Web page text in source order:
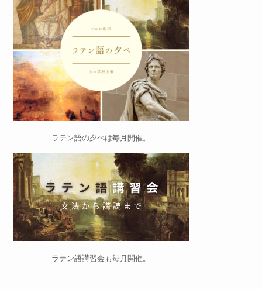
ラテン語の夕べは毎月開催。
ラテン語講習会 も毎月開催。